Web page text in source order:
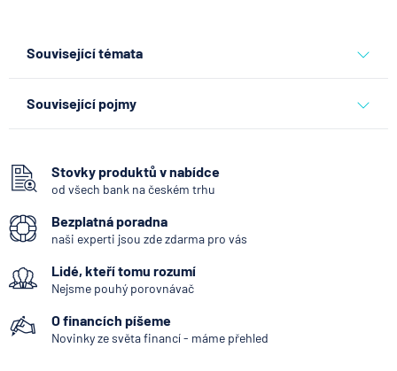
Související témata
Související pojmy
SEPA Platba
Okamžitá platba
Systémově významná banka
Kodex mobility klientů
Zpoždění splátky
Internetové bankovnictví - internetbanking
Stovky produktů v nabídce
od všech bank na českém trhu
Bezplatná poradna
naši experti jsou zde zdarma pro vás
Lidé, kteří tomu rozumí
Nejsme pouhý porovnávač
O financích píšeme
Novinky ze světa financí - máme přehled